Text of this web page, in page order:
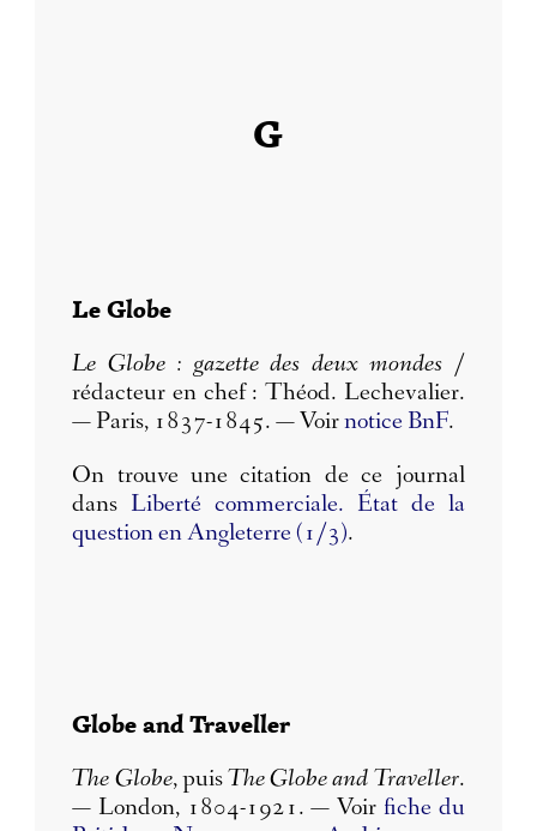
G
Le Globe
Le Globe : gazette des deux mondes /
rédacteur en chef : Théod. Lechevalier.
— Paris, 1837-1845. — Voirnotice BnF.
On trouve une citation de ce journal
dans Liberté commerciale. État de la
question en Angleterre (1/3).
Globe and Traveller
The Globe, puisThe Globe and Traveller.
— London, 1804-1921. ­— Voir fiche du